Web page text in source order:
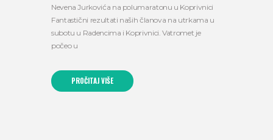
Nevena Jurkovića na polumaratonu u Koprivnici
Fantastični rezultati naših članova na utrkama u
subotu u Radencima i Koprivnici. Vatromet je
počeo u
PROČITAJ VIŠE